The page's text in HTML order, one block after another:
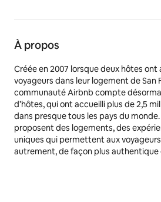
À propos
Créée en 2007 lorsque deux hôtes ont
voyageurs dans leur logement de San
communauté Airbnb compte
d’hôtes, qui ont accueilli plus de 2,5
dans presque tous les pays du
proposent des logements, des
uniques qui permettent aux
autrement, de façon plus authentique